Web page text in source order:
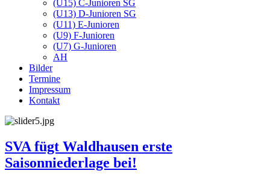
(U15) C-Junioren SG
(U13) D-Junioren SG
(U11) E-Junioren
(U9) F-Junioren
(U7) G-Junioren
AH
Bilder
Termine
Impressum
Kontakt
SVA fügt Waldhausen erste
Saisonniederlage bei!